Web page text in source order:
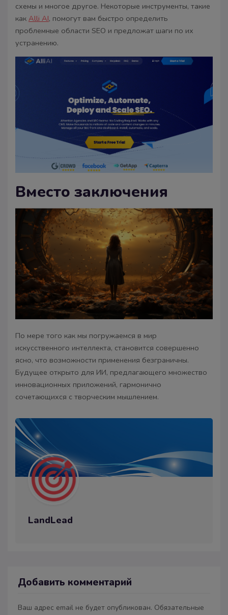
схемы и многое другое. Некоторые инструменты, такие
как Alli AI, помогут вам быстро определить
проблемные области SEO и предложат шаги по их
устранению.
Вместо заключения
По мере того как мы погружаемся в мир
искусственного интеллекта, становится совершенно
ясно, что возможности применения безграничны.
Будущее открыто для ИИ, предлагающего множество
инновационных приложений, гармонично
сочетающихся с творческим мышлением.
LandLead
Добавить комментарий
Ваш адрес email не будет опубликован. Обязательные